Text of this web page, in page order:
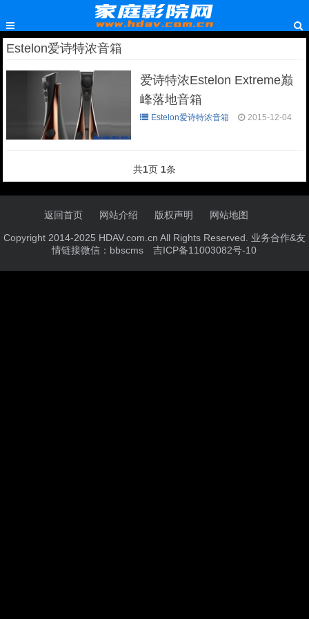
Estelon爱诗特浓音箱
爱诗特浓Estelon Extreme巅
峰落地音箱
Estelon爱诗特浓音箱 2015-12-04
共1页 1条
返回首页 网站介绍 版权声明 网站地图
Copyright 2014-2025 HDAV.com.cn All Rights Reserved. 业务合作&友
情链接微信：bbscms吉ICP备11003082号-10